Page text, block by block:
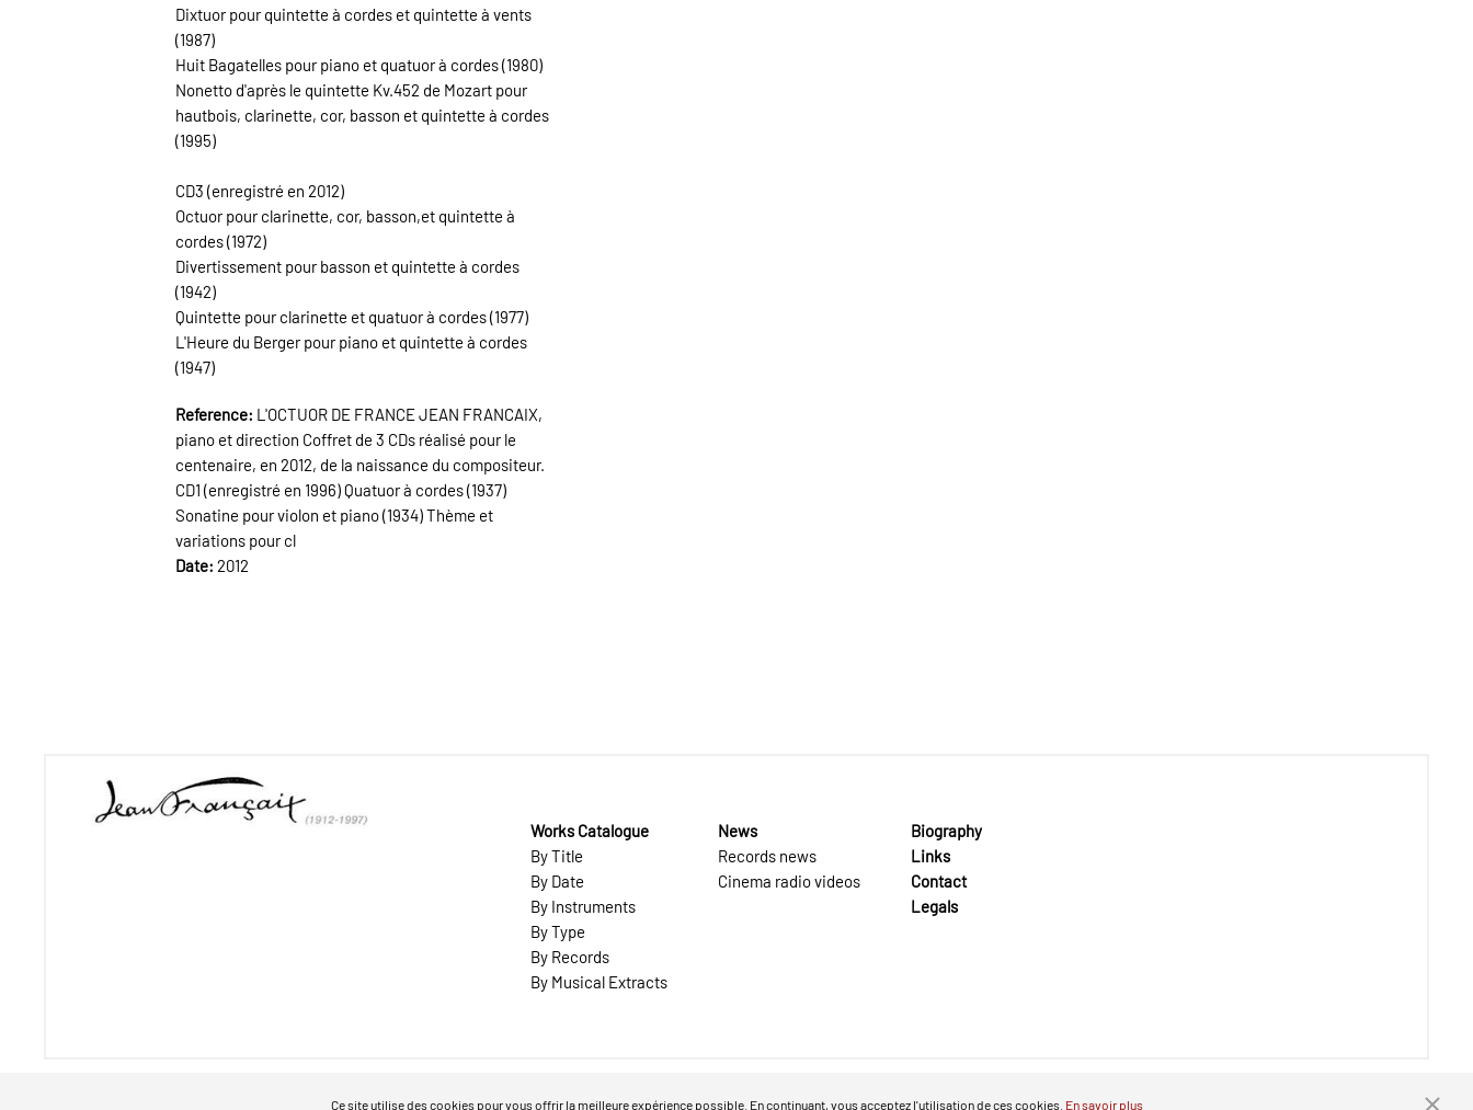
Dixtuor pour quintette à cordes et quintette à vents
(1987)
Huit Bagatelles pour piano et quatuor à cordes (1980)
Nonetto d'après le quintette Kv.452 de Mozart pour
hautbois, clarinette, cor, basson et quintette à cordes
(1995)
CD3 (enregistré en 2012)
Octuor pour clarinette, cor, basson,et quintette à
cordes (1972)
Divertissement pour basson et quintette à cordes
(1942)
Quintette pour clarinette et quatuor à cordes (1977)
L'Heure du Berger pour piano et quintette à cordes
(1947)
Reference: L'OCTUOR DE FRANCE JEAN FRANCAIX,
piano et direction Coffret de 3 CDs réalisé pour le
centenaire, en 2012, de la naissance du compositeur.
CD1 (enregistré en 1996) Quatuor à cordes (1937)
Sonatine pour violon et piano (1934) Thème et
variations pour cl
Date: 2012
Works Catalogue
By Title
By Date
By Instruments
By Type
By Records
By Musical Extracts
News
Records news
Cinema radio videos
Biography
Links
Contact
Legals
Ce site utilise des cookies pour vous offrir la meilleure expérience possible. En continuant, vous acceptez l'utilisation de ces cookies. En savoir plus